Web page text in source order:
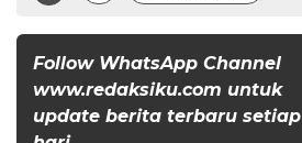
Follow WhatsApp Channel
www.redaksiku.com untuk
update berita terbaru setiap